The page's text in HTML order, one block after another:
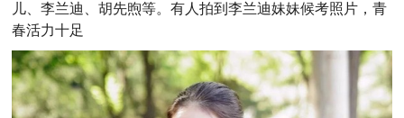
儿、李兰迪、胡先煦等。有人拍到李兰迪妹妹候考照片，青
春活力十足